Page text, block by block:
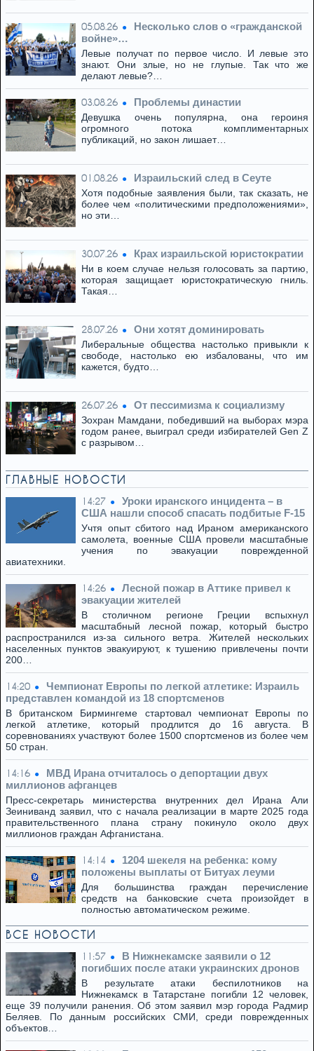
05.08.26
Несколько слов о «гражданской
войне»…
Левые получат по первое число. И левые это
знают. Они злые, но не глупые. Так что же
делают левые?…
03.08.26 Проблемы династии
Девушка очень популярна, она героиня
огромного потока комплиментарных
публикаций, но закон лишает…
01.08.26 Израильский след в Сеуте
Хотя подобные заявления были, так сказать, не
более чем «политическими предположениями»,
но эти…
30.07.26 Крах израильской юристократии
Ни в коем случае нельзя голосовать за партию,
которая защищает юристократическую гниль.
Такая…
28.07.26 Они хотят доминировать
Либеральные общества настолько привыкли к
свободе, настолько ею избалованы, что им
кажется, будто…
26.07.26 От пессимизма к социализму
Зохран Мамдани, победивший на выборах мэра
годом ранее, выиграл среди избирателей Gen Z
с разрывом…
ГЛАВНЫЕ НОВОСТИ
14:27
Уроки иранского инцидента – в
США нашли способ спасать подбитые F-15
Учтя опыт сбитого над Ираном американского
самолета, военные США провели масштабные
учения по эвакуации поврежденной
авиатехники.
14:26
Лесной пожар в Аттике привел к
эвакуации жителей
В столичном регионе Греции вспыхнул
масштабный лесной пожар, который быстро
распространился из-за сильного ветра. Жителей нескольких
населенных пунктов эвакуируют, к тушению привлечены почти
200…
14:20
Чемпионат Европы по легкой атлетике: Израиль
представлен командой из 18 спортсменов
В британском Бирмингеме стартовал чемпионат Европы по
легкой атлетике, который продлится до 16 августа. В
соревнованиях участвуют более 1500 спортсменов из более чем
50 стран.
14:16
МВД Ирана отчиталось о депортации двух
миллионов афганцев
Пресс-секретарь министерства внутренних дел Ирана Али
Зеиниванд заявил, что с начала реализации в марте 2025 года
правительственного плана страну покинуло около двух
миллионов граждан Афганистана.
14:14
1204 шекеля на ребенка: кому
положены выплаты от Битуах леуми
Для большинства граждан перечисление
средств на банковские счета произойдет в
полностью автоматическом режиме.
ВСЕ НОВОСТИ
11:57
В Нижнекамске заявили о 12
погибших после атаки украинских дронов
В результате атаки беспилотников на
Нижнекамск в Татарстане погибли 12 человек,
еще 39 получили ранения. Об этом заявил мэр города Радмир
Беляев. По данным российских СМИ, среди поврежденных
объектов…